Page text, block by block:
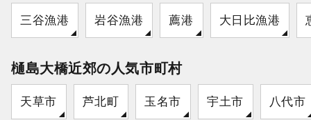
三谷漁港 岩谷漁港 薦港 大日比漁港
樋島大橋近郊の人気市町村
天草市 芦北町 玉名市 宇土市 八代市